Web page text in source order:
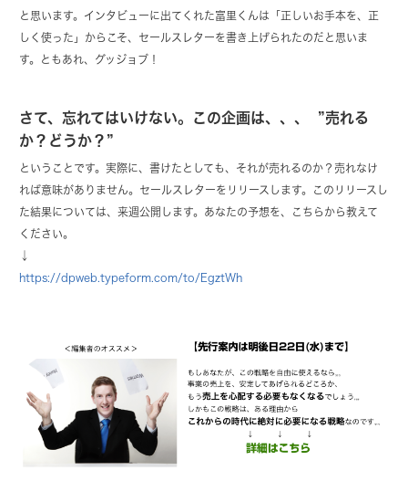
と思います。インタビューに出てくれた富里くんは「正しいお手本を、正
しく使った」からこそ、セールスレターを書き上げられたのだと思いま
す。ともあれ、グッジョブ！
さて、忘れてはいけない。この企画は、、、 ”売れる
か？どうか？”
ということです。実際に、書けたとしても、それが売れるのか？売れなけ
れば意味がありません。セールスレターをリリースします。このリリースし
た結果については、来週公開します。あなたの予想を、こちらから教えて
ください。
↓
https://dpweb.typeform.com/to/EgztWh